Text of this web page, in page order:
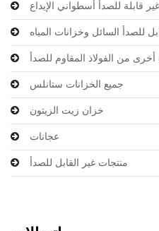
قابلة للصدأ أسطواني الإيداع
للصدأ السائل وخزانات المياه
من الفولاذ المقاوم للصدأ
جميع الخزانات ستانلس
خزان زيت الزيتون
عجانات
منتجات غير القابل للصدأ